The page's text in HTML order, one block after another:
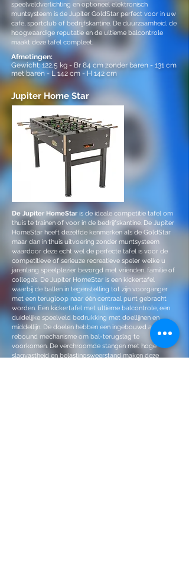
speelveldverlichting en optioneel elektronisch
muntsysteem is de Jupiter GoldStar perfect voor in uw
café, sportclub of bedrijfskantine. De duurzaamheid, de
hoogwaardige reputatie en de ultieme balcontrole
maakt deze tafel compleet.
Afmetingen:
Gewicht: 122,5 kg - Br 84 cm zonder baren - 131 cm
met baren - L 142 cm - H 142 cm
Jupiter Home Star
De Jupiter HomeStar is de ideale competitie tafel om
thuis te trainen of voor in de bedrijfskantine. De Jupiter
HomeStar heeft dezelfde kenmerken als de GoldStar
maar dan in thuis uitvoering zonder muntsysteem
waardoor deze echt wel de perfecte tafel is voor de
competitieve of serieuze recreatieve speler welke u
jarenlang speelplezier bezorgd met vrienden, familie of
collega’s. De Jupiter HomeStar is een kickertafel
waarbij de ballen in tegenstelling tot zijn voorganger
met een terugloop naar één centraal punt gebracht
worden. Een kickertafel met ultieme balcontrole, een
duidelijke speelveld bedrukking met doellijnen en
middellijn. De doelen hebben een ingebouwd anti-
rebound mechanisme om bal-terugslag te
voorkomen. De verchroomde stangen met hoge
slagvastheid en belastingsweerstand maken deze